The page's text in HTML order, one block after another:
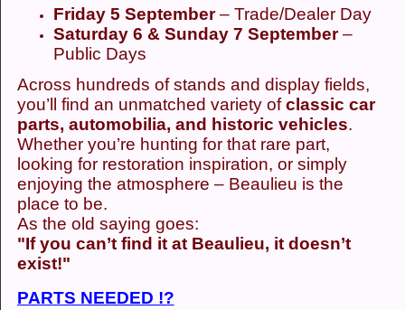
Friday 5 September– Trade/Dealer Day
Saturday 6 & Sunday 7 September–
Public Days
Across hundreds of stands and display fields,
you’ll find an unmatched variety ofclassic car
parts, automobilia, and historic vehicles.
Whether you’re hunting for that rare part,
looking for restoration inspiration, or simply
enjoying the atmosphere – Beaulieu is the
place to be.
As the old saying goes:
"If you can’t find it at Beaulieu, it doesn’t
exist!"
PARTS NEEDED !?